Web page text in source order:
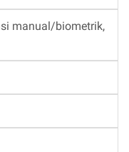
manual/biometrik,